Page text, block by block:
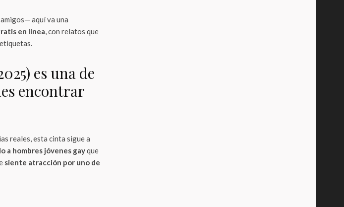
aquí va una
en línea, con relatos que
es una de
encontrar
reales, esta cinta sigue a
a hombres jóvenes gayque
siente atracción por uno de